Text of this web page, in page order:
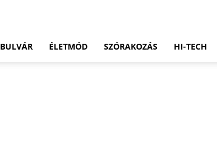
BULVÁR ÉLETMÓD SZÓRAKOZÁS HI-TECH